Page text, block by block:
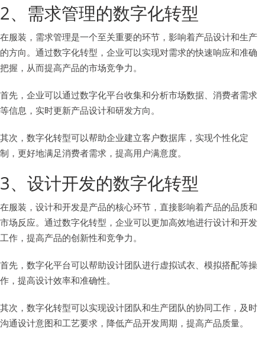
2、需求管理的数字化转型
在服装，需求管理是一个至关重要的环节，影响着产品设计和生产
的方向。通过数字化转型，企业可以实现对需求的快速响应和准确
把握，从而提高产品的市场竞争力。
首先，企业可以通过数字化平台收集和分析市场数据、消费者需求
等信息，实时更新产品设计和研发方向。
其次，数字化转型可以帮助企业建立客户数据库，实现个性化定
制，更好地满足消费者需求，提高用户满意度。
3、设计开发的数字化转型
在服装，设计和开发是产品的核心环节，直接影响着产品的品质和
市场反应。通过数字化转型，企业可以更加高效地进行设计和开发
工作，提高产品的创新性和竞争力。
首先，数字化平台可以帮助设计团队进行虚拟试衣、模拟搭配等操
作，提高设计效率和准确性。
其次，数字化转型可以实现设计团队和生产团队的协同工作，及时
沟通设计意图和工艺要求，降低产品开发周期，提高产品质量。